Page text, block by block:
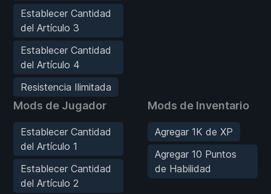
Establecer Cantidad
del Artículo 3
Establecer Cantidad
del Artículo 4
Resistencia Ilimitada
Mods de Jugador
Establecer Cantidad
del Artículo 1
Establecer Cantidad
del Artículo 2
Mods de Inventario
Agregar 1K de XP
Agregar 10 Puntos
de Habilidad